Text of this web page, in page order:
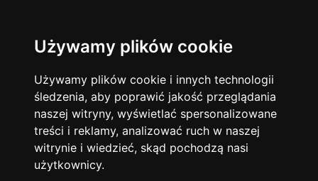
Używamy plików cookie
Używamy plików cookie i innych technologii
śledzenia, aby poprawić jakość przeglądania
naszej witryny, wyświetlać spersonalizowane
treści i reklamy, analizować ruch w naszej
witrynie i wiedzieć, skąd pochodzą nasi
użytkownicy.
Język angielski 13744
Matematyka 12928
Chemia 4886
Język niemiecki 4307
Język polski 3426
Fizyka
Warszawa
Korepetycje
Online
14836
Kraków 7753
Wrocław
zakres dni
Wtorek
Środa
Czwartek
Piątek
Sobota
Niedziela
więcej filtrów Filtruj